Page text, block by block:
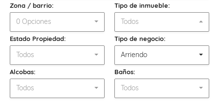
Zona / barrio:
0 Opciones
Tipo de inmueble:
Todos
Estado Propiedad:
Todos
Tipo de negocio:
Arriendo
Alcobas:
Todos
Baños:
Todos